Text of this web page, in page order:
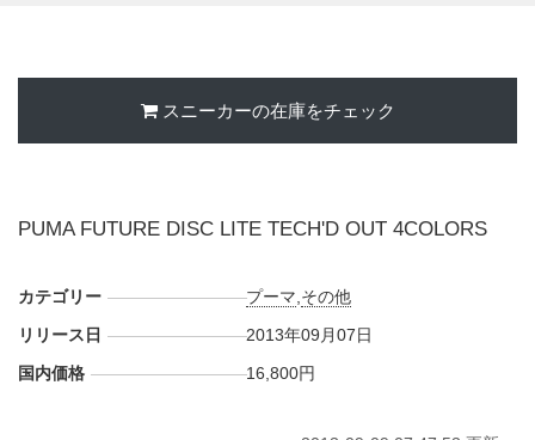
スニーカーの在庫をチェック
PUMA FUTURE DISC LITE TECH'D OUT 4COLORS
カテゴリー プーマ その他
リリース日
2013年09月07日
国内価格
16,800円